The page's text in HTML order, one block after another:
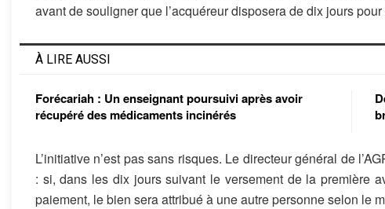
avant de souligner que l’acquéreur disposera de dix jours
À LIRE AUSSI
Forécariah : Un enseignant poursuivi après avoir
récupéré des médicaments incinérés
L’initiative n’est pas sans risques. Le directeur général de
: si, dans les dix jours suivant le versement de la première
paiement, le bien sera attribué à une autre personne selon le